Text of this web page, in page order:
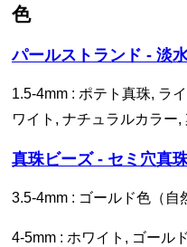
色
パールストランド - 淡
1.5-4mm : ポテト真珠, ライス真珠, メソポーラスパール; ホ
ワイト, ナチュラルカラー,
真珠ビーズ - セミ穴真
3.5-4mm : ゴールド色（自
4-5mm : ホワイト, ゴール